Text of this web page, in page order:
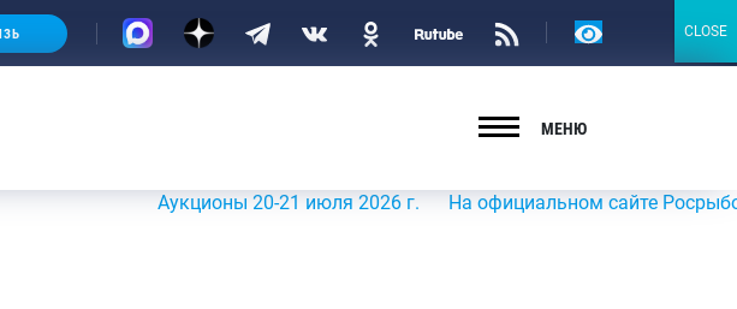
Версия
МЕНЮ
Аукционы 20-21 июля 2026 г. На официальном сайте
CLOSE
CLOSE